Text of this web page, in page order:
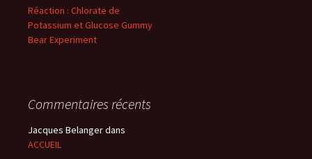
Réaction : Chlorate de
Potassium et Glucose Gummy
Bear Experiment
Commentaires récents
Jacques Belangerdans
ACCUEIL